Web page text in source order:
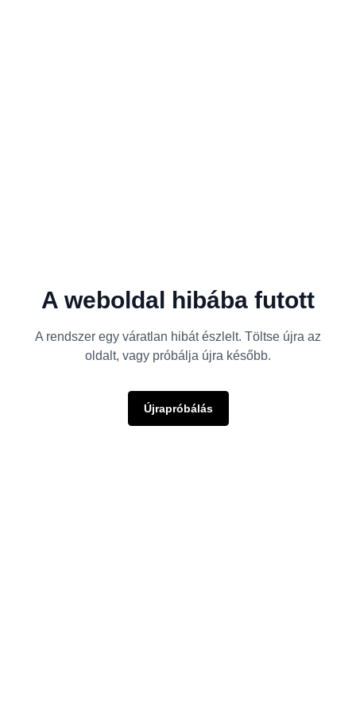
A weboldal hibába futott
A rendszer egy váratlan hibát észlelt. Töltse újra az
oldalt, vagy próbálja újra később.
Újrapróbálás